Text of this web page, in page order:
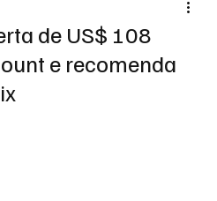
de US$ 108
e recomenda